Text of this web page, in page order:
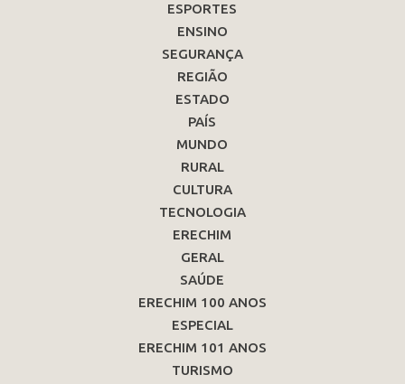
ESPORTES
ENSINO
SEGURANÇA
REGIÃO
ESTADO
PAÍS
MUNDO
RURAL
CULTURA
TECNOLOGIA
ERECHIM
GERAL
SAÚDE
ERECHIM 100 ANOS
ESPECIAL
ERECHIM 101 ANOS
TURISMO